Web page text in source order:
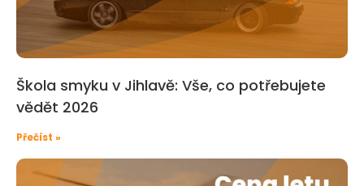
Škola smyku v Jihlavě: Vše, co potřebujete
vědět 2026
Přečíst »